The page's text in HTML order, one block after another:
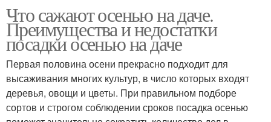
Что сажают осенью на даче.
Преимущества и недостатки
посадки осенью на даче
Первая половина осени прекрасно подходит для
высаживания многих культур, в число которых входят
деревья, овощи и цветы. При правильном подборе
сортов и строгом соблюдении сроков посадка осенью